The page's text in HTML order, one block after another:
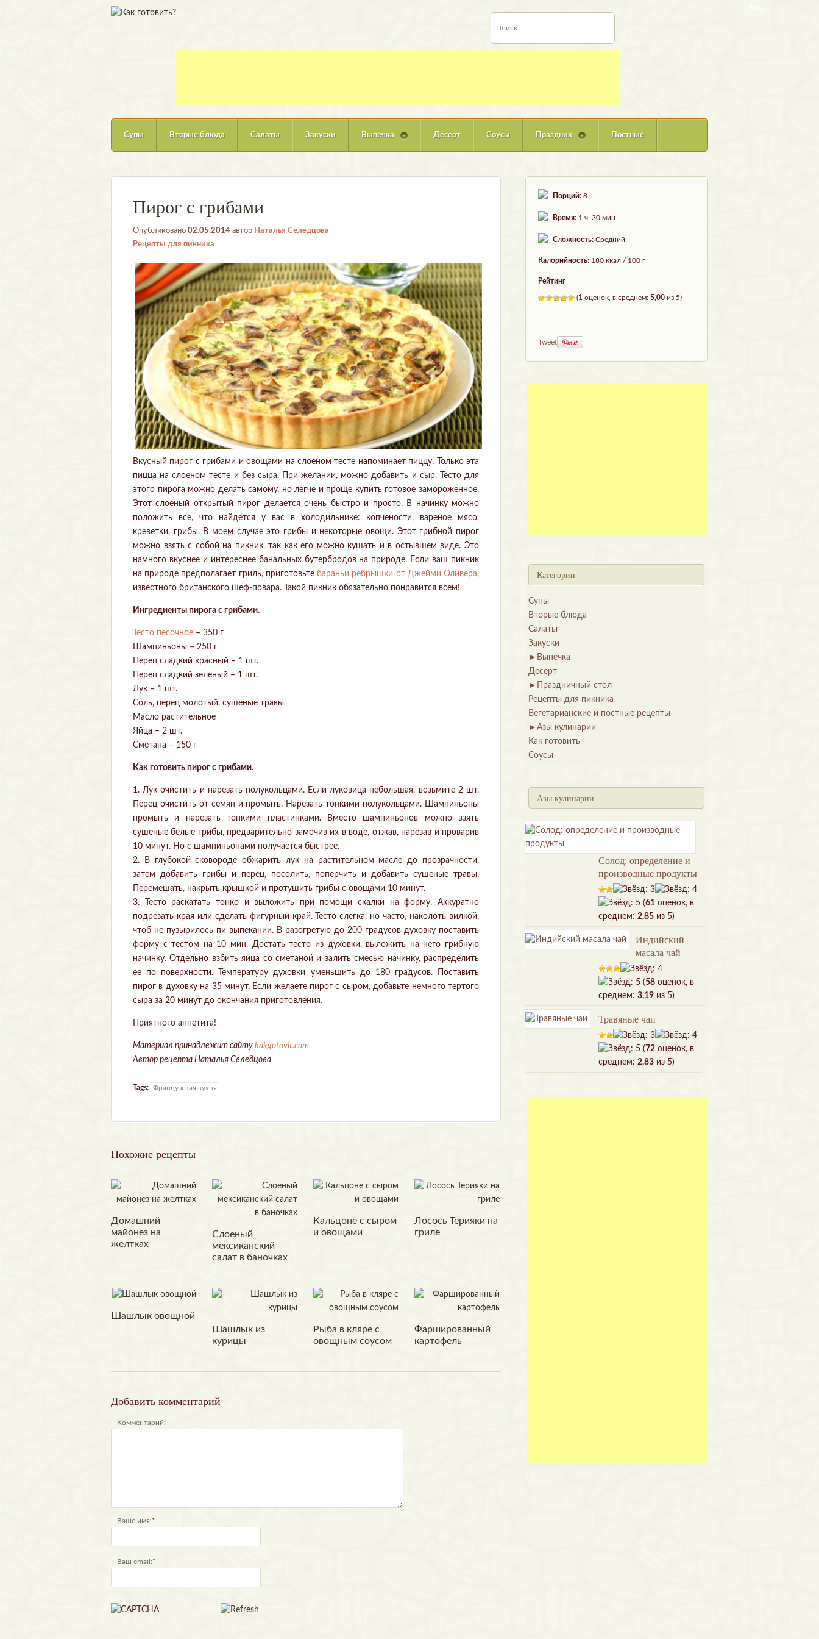
Супы Вторые блюда Салаты Закуски Выпечка Десерт Соусы Праздник Постные
Пирог с грибами
Опубликовано 02.05.2014 автор Наталья Селедцова
Рецепты для пикника
Вкусный пирог с грибами и овощами на слоеном тесте напоминает пиццу. Только эта
пицца на слоеном тесте и без сыра. При желании, можно добавить и сыр. Тесто для
этого пирога можно делать самому, но легче и проще купить готовое замороженное.
Этот слоеный открытый пирог делается очень быстро и просто. В начинку можно
положить все, что найдется у вас в холодильнике: копчености, вареное мясо,
креветки, грибы. В моем случае это грибы и некоторые овощи. Этот грибной пирог
можно взять с собой на пикник, так как его можно кушать и в остывшем виде. Это
намного вкуснее и интереснее банальных бутербродов на природе. Если ваш пикник
на природе предполагает гриль, приготовьтебараньи ребрышки от Джейми Оливера,
известного британского шеф-повара. Такой пикник обязательно понравится всем!
Ингредиенты пирога с грибами.
Тесто песочное – 350 г
Шампиньоны – 250 г
Перец сладкий красный – 1 шт.
Перец сладкий зеленый – 1 шт.
Лук – 1 шт.
Соль, перец молотый, сушеные травы
Масло растительное
Яйца – 2 шт.
Сметана – 150 г
Как готовить пирог с грибами.
1. Лук очистить и нарезать полукольцами. Если луковица небольшая, возьмите 2 шт.
Перец очистить от семян и промыть. Нарезать тонкими полукольцами. Шампиньоны
промыть и нарезать тонкими пластинками. Вместо шампиньонов можно взять
сушеные белые грибы, предварительно замочив их в воде, отжав, нарезав и проварив
10 минут. Но с шампиньонами получается быстрее.
2. В глубокой сковороде обжарить лук на растительном масле до прозрачности,
затем добавить грибы и перец, посолить, поперчить и добавить сушеные травы.
Перемешать, накрыть крышкой и протушить грибы с овощами 10 минут.
3. Тесто раскатать тонко и выложить при помощи скалки на форму. Аккуратно
подрезать края или сделать фигурный край. Тесто слегка, но часто, наколоть вилкой,
чтоб не пузырилось пи выпекании. В разогретую до 200 градусов духовку поставить
форму с тестом на 10 мин. Достать тесто из духовки, выложить на него грибную
начинку. Отдельно взбить яйца со сметаной и залить смесью начинку, распределить
ее по поверхности. Температуру духовки уменьшить до 180 градусов. Поставить
пирог в духовку на 35 минут. Если желаете пирог с сыром, добавьте немного тертого
сыра за 20 минут до окончания приготовления.
Приятного аппетита!
Материал принадлежит сайту kakgotovit.com
Автор рецепта Наталья Селедцова
Tags: Французская кухня
Похожие рецепты
Домашний
майонез на
желтках
Слоеный
мексиканский
салат в баночках
Кальцоне с сыром
и овощами
Лосось Терияки на
гриле
Шашлык овощной
Шашлык из
курицы
Рыба в кляре с
овощным соусом
Фаршированный
картофель
Добавить комментарий
Комментарий:
Ваше имя:*
Ваш email:*
Порций: 8
Время: 1 ч. 30 мин.
Сложность: Средний
Калорийность: 180 ккал / 100 г
Рейтинг
(1 оценок, в среднем: 5,00 из 5)
Tweet
Категории
Супы
Вторые блюда
Салаты
Закуски
► Выпечка
Десерт
►
Праздничный стол
Рецепты для пикника
Вегетарианские и постные рецепты
► Азы кулинарии
Как готовить
Соусы
Азы кулинарии
Солод: определение и
производные продукты
(61 оценок, в
среднем: 2,85 из 5)
Индийский
масала чай
(58 оценок, в
среднем: 3,19 из 5)
Травяные чаи
(72 оценок, в
среднем: 2,83 из 5)